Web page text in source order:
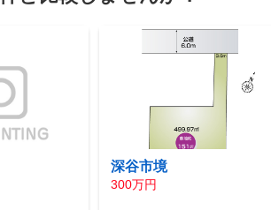
深谷市境
300万円